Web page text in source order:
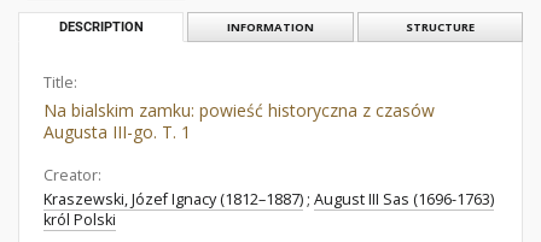
DESCRIPTION INFORMATION STRUCTURE
Title:
Na bialskim zamku: powieść historyczna z czasów
Augusta III-go. T. 1
Creator:
Kraszewski, Józef Ignacy (1812–1887) ; August III Sas (1696-1763)
król Polski